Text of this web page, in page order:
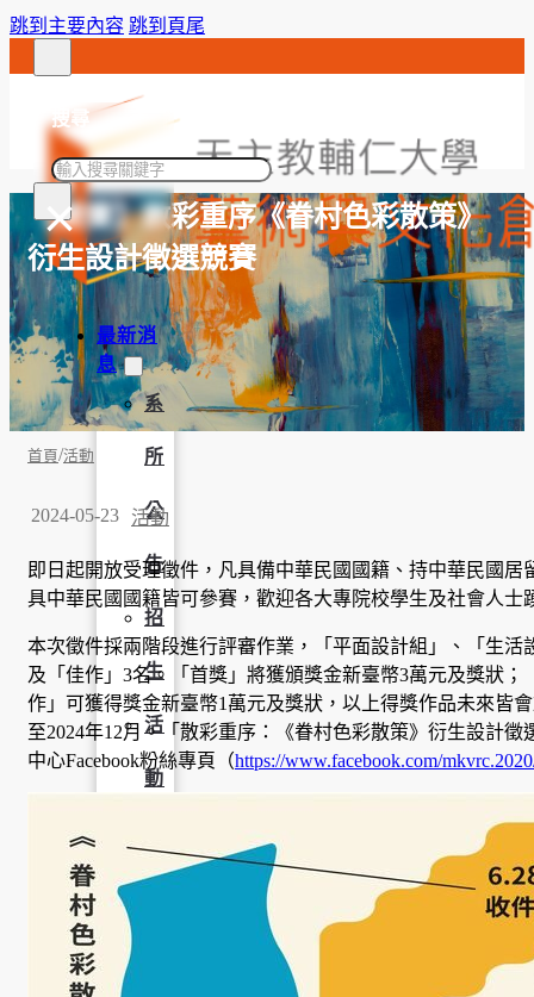
跳到主要內容 跳到頁尾
搜尋
搜
×
最新消
息
系
所
公
告
招
生
活
動
譽
【競賽】散彩重序《眷村色彩散策》
衍生設計徵選競賽
首頁/活動
2024-05-23 活動
即日起開放受理徵件，凡具備中華民國國籍、持中華民國
具中華民國國籍皆可參賽，歡迎各大專院校學生及社會人士
本次徵件採兩階段進行評審作業，「平面設計組」、「生
及「佳作」3名。「首獎」將獲頒獎金新臺幣3萬元及獎狀
作」可獲得獎金新臺幣1萬元及獎狀，以上得獎作品未來皆
至2024年12月。「散彩重序：《眷村色彩散策》衍生設計
中心Facebook粉絲專頁（https://www.facebook.com/